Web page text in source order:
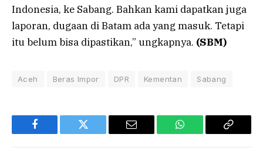
Indonesia, ke Sabang. Bahkan kami dapatkan juga
laporan, dugaan di Batam ada yang masuk. Tetapi
itu belum bisa dipastikan,” ungkapnya. (SBM)
Aceh Beras Impor DPR Kementan Sabang
Facebook Twitter Email WhatsApp Copy